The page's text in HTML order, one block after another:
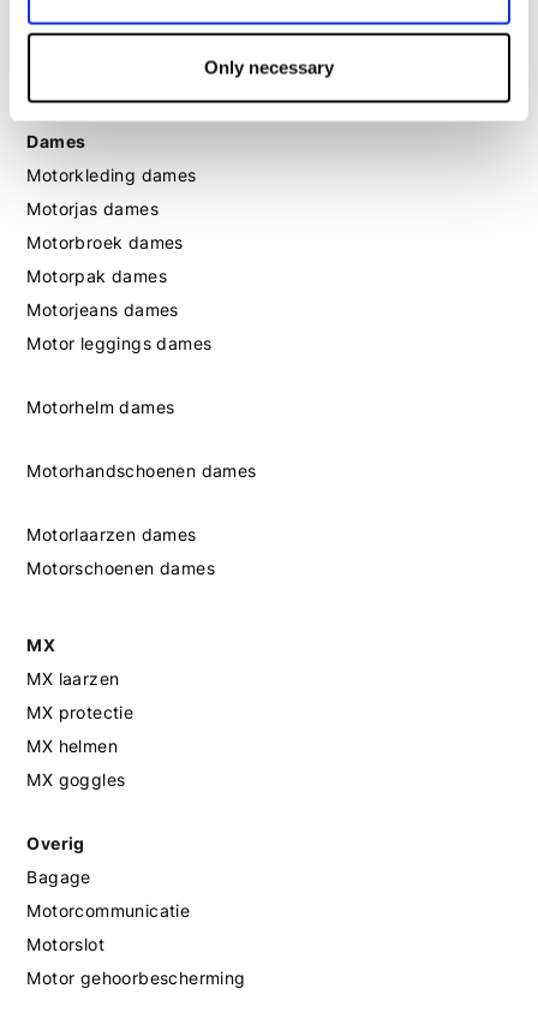
Only necessary
Motorlaarzen heren
Motorschoenen heren
Dames
Motorkleding dames
Motorjas dames
Motorbroek dames
Motorpak dames
Motorjeans dames
Motor leggings dames
Motorhelm dames
Motorhandschoenen dames
Motorlaarzen dames
Motorschoenen dames
MX
MX laarzen
MX protectie
MX helmen
MX goggles
Overig
Bagage
Motorcommunicatie
Motorslot
Motor gehoorbescherming